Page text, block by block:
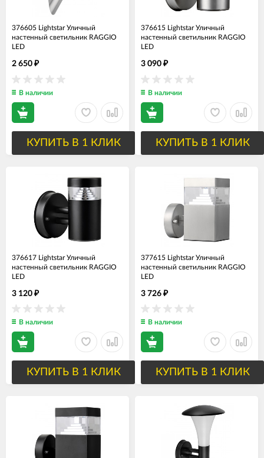
376605 Lightstar Уличный
настенный светильник RAGGIO
LED
2 650 ₽
В наличии
КУПИТЬ В 1 КЛИК
376615 Lightstar Уличный
настенный светильник RAGGIO
LED
3 090 ₽
В наличии
КУПИТЬ В 1 КЛИК
376617 Lightstar Уличный
настенный светильник RAGGIO
LED
3 120 ₽
В наличии
КУПИТЬ В 1 КЛИК
377615 Lightstar Уличный
настенный светильник RAGGIO
LED
3 726 ₽
В наличии
КУПИТЬ В 1 КЛИК